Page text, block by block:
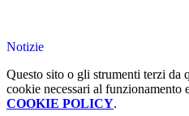
Notizie
Questo sito o gli strumenti terzi da
cookie necessari al
COOKIE POLICY.